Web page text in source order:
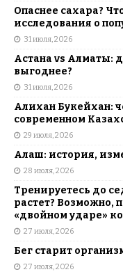
Опаснее сахара?
исследования о
31 июля, 2026
Астана vs Алматы:
выгоднее?
31 июля, 2026
Алихан Букейхан:
современном
29 июля, 2026
Алаш: история,
28 июля, 2026
Тренируетесь до
растет? Возможно,
«двойном ударе»
27 июля, 2026
Бег старит
27 июля, 2026